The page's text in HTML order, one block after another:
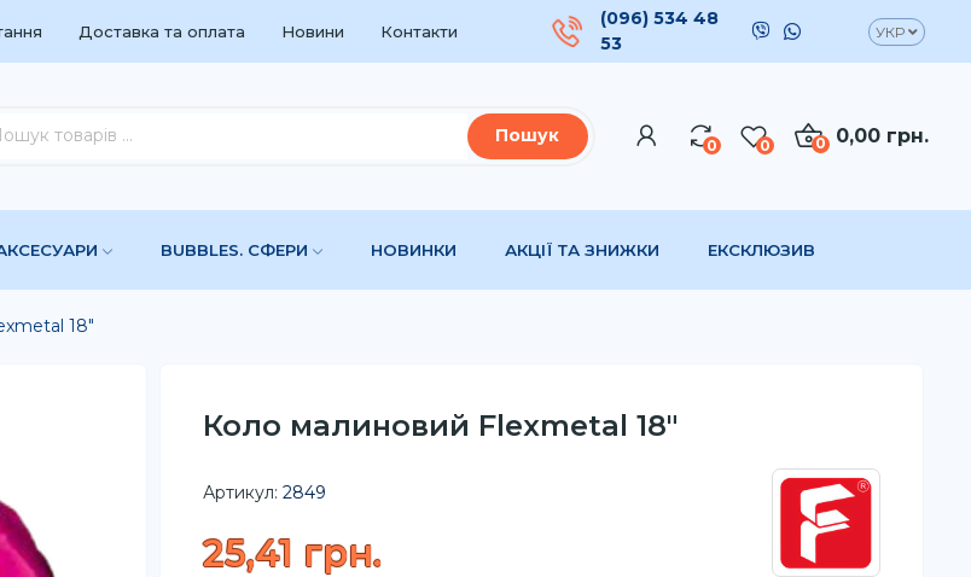
Доставка та оплата Новини Контакти
(096) 534 48
53
УКР
Пошук 0 0 0,00 грн.
0
BUBBLES. СФЕРИ НОВИНКИ АКЦІЇ ТА ЗНИЖКИ ЕКСКЛЮЗИВ
18"
Коло малиновий Flexmetal 18"
Артикул: 2849
25,41 грн.